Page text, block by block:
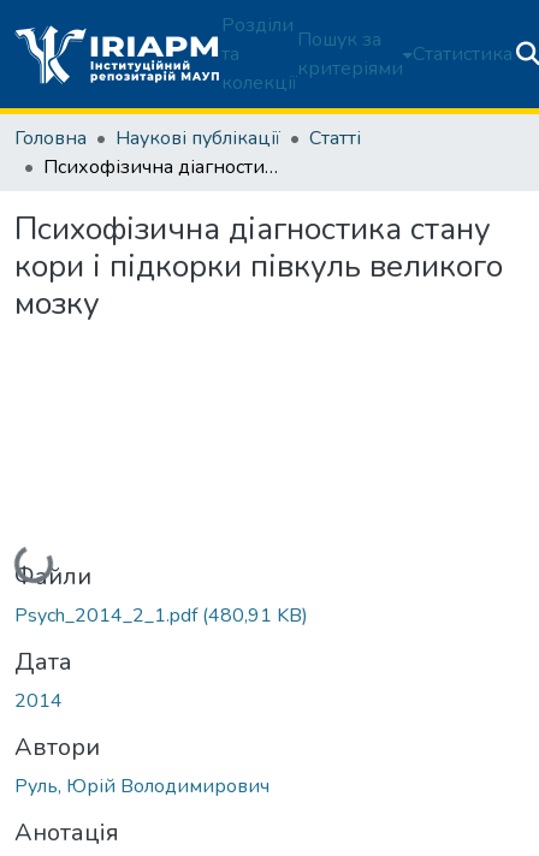
Розділи
та
колекції
Пошук за
критеріями
Статистика
Головна Наукові публікації
Статті
Психофізична діагностика стану кори і підкорки півкуль великого мозку
Психофізична діагностика стану
кори і підкорки півкуль великого
мозку
Вантажиться...
Файли
Psych_2014_2_1.pdf(480,91 KB)
Дата
2014
Автори
Руль, Юрій Володимирович
Анотація